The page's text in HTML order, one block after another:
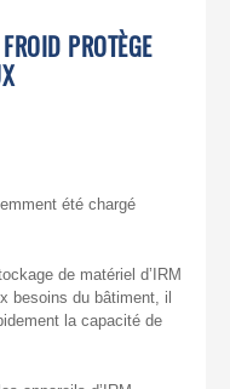
PROTÈGE
été chargé
de matériel d’IRM
besoins du bâtiment, il
la capacité de